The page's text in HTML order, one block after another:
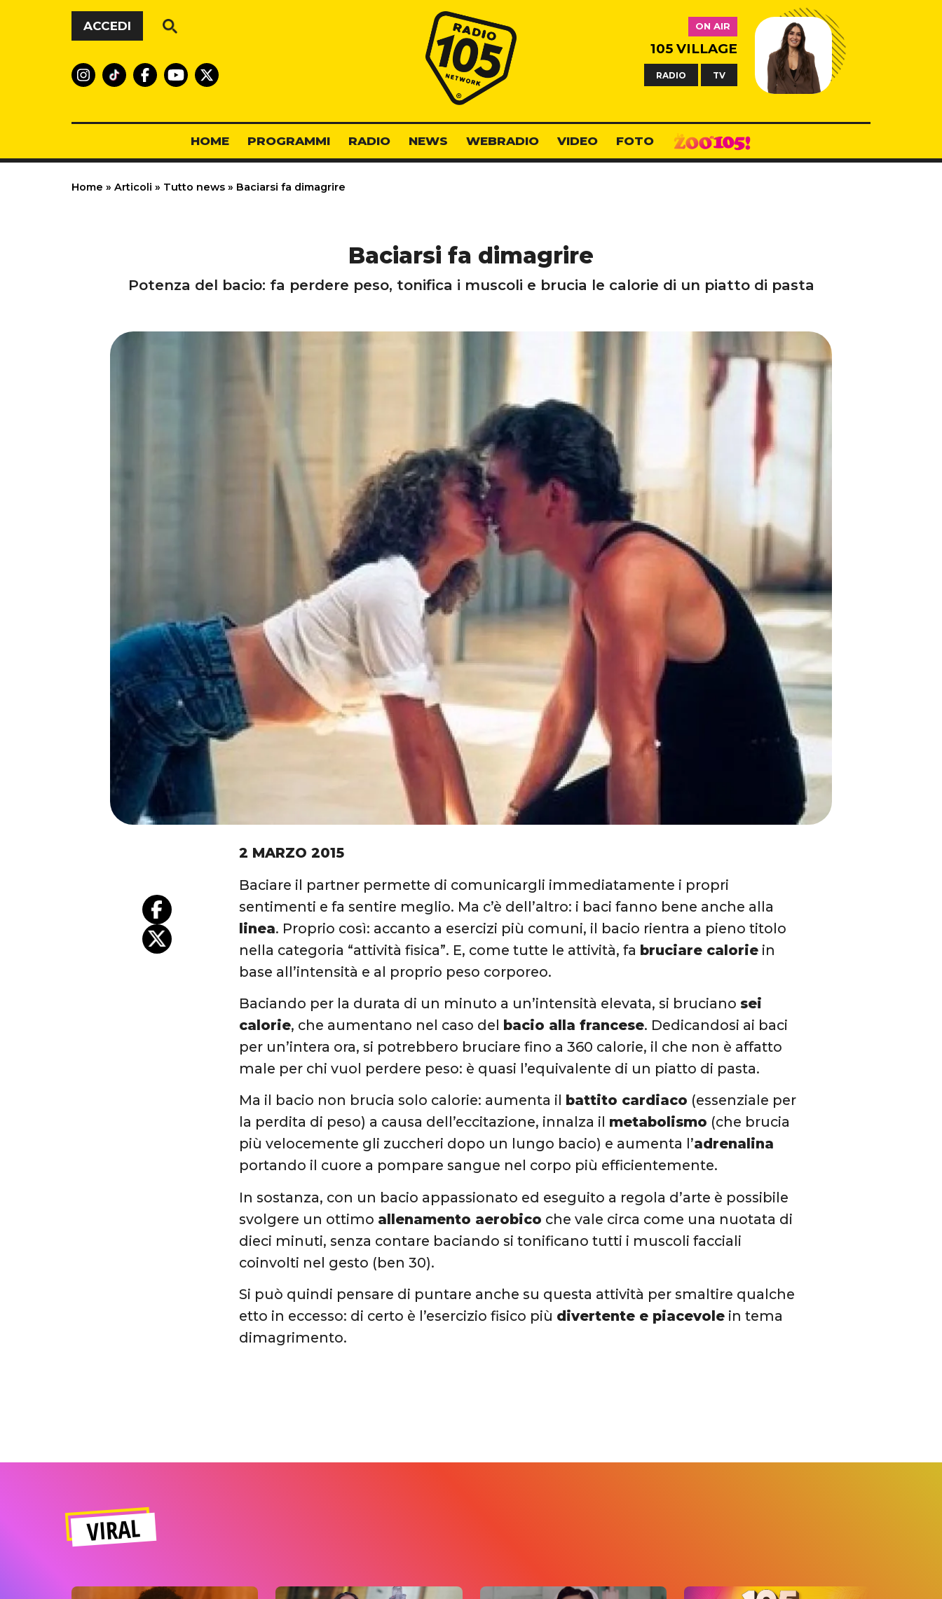
Vai al contenuto
ACCEDI
Radio 105
ON AIR
105 VILLAGE
RADIO TV
HOME PROGRAMMI RADIO NEWS WEBRADIO VIDEO FOTO
Home » Articoli » Tutto news » Baciarsi fa dimagrire
Baciarsi fa dimagrire
Potenza del bacio: fa perdere peso, tonifica i muscoli e brucia le calorie di un piatto di pasta
2 MARZO 2015
Baciare il partner permette di comunicargli immediatamente i propri
sentimenti e fa sentire meglio. Ma c’è dell’altro: i baci fanno bene anche alla
linea. Proprio così: accanto a esercizi più comuni, il bacio rientra a pieno titolo
nella categoria “attività fisica”. E, come tutte le attività, fa bruciare calorie in
base all’intensità e al proprio peso corporeo.
Baciando per la durata di un minuto a un’intensità elevata, si bruciano sei
calorie, che aumentano nel caso del bacio alla francese. Dedicandosi ai baci
per un’intera ora, si potrebbero bruciare fino a 360 calorie, il che non è affatto
male per chi vuol perdere peso: è quasi l’equivalente di un piatto di pasta.
Ma il bacio non brucia solo calorie: aumenta il
battito cardiaco (essenziale per
la perdita di peso) a causa dell’eccitazione, innalza il metabolismo (che brucia
più velocemente gli zuccheri dopo un lungo bacio) e aumenta l’adrenalina
portando il cuore a pompare sangue nel corpo più efficientemente.
In sostanza, con un bacio appassionato ed eseguito a regola d’arte è possibile
svolgere un ottimo allenamento aerobico che vale circa come una nuotata di
dieci minuti, senza contare baciando si tonificano tutti i muscoli facciali
coinvolti nel gesto (ben 30).
Si può quindi pensare di puntare anche su questa attività per smaltire qualche
etto in eccesso: di certo è l’esercizio fisico più divertente e piacevole in tema
dimagrimento.
VIRAL